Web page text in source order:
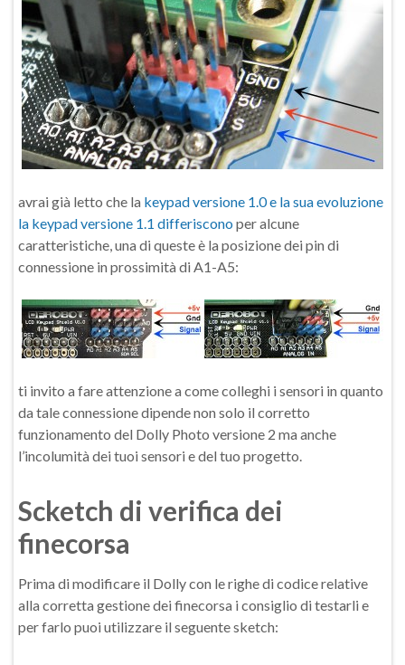
avrai già letto che la keypad versione 1.0 e la sua evoluzione
la keypad versione 1.1 differiscono per alcune
caratteristiche, una di queste è la posizione dei pin di
connessione in prossimità di A1-A5:
ti invito a fare attenzione a come colleghi i sensori in quanto
da tale connessione dipende non solo il corretto
funzionamento del Dolly Photo versione 2 ma anche
l’incolumità dei tuoi sensori e del tuo progetto.
Scketch di verifica dei
finecorsa
Prima di modificare il Dolly con le righe di codice relative
alla corretta gestione dei finecorsa i consiglio di testarli e
per farlo puoi utilizzare il seguente sketch: